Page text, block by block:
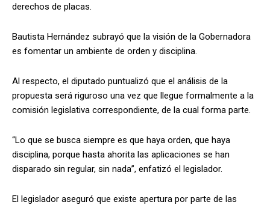
derechos de placas.
Bautista Hernández subrayó que la visión de la Gobernadora
es fomentar un ambiente de orden y disciplina.
Al respecto, el diputado puntualizó que el análisis de la
propuesta será riguroso una vez que llegue formalmente a la
comisión legislativa correspondiente, de la cual forma parte.
“Lo que se busca siempre es que haya orden, que haya
disciplina, porque hasta ahorita las aplicaciones se han
disparado sin regular, sin nada”, enfatizó el legislador.
El legislador aseguró que existe apertura por parte de las